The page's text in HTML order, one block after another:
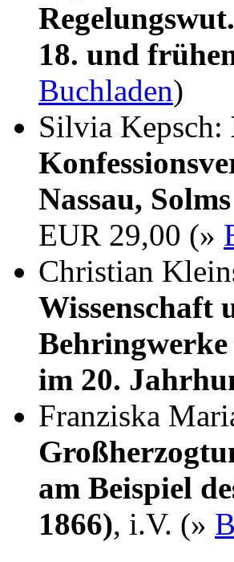
18. und
Buchladen)
Silvia Kepsch:
Nassau,
EUR 29,00 (»
Christian
Wissenschaft
im 20.
Franziska
am Beispiel
1866), i.V. (»